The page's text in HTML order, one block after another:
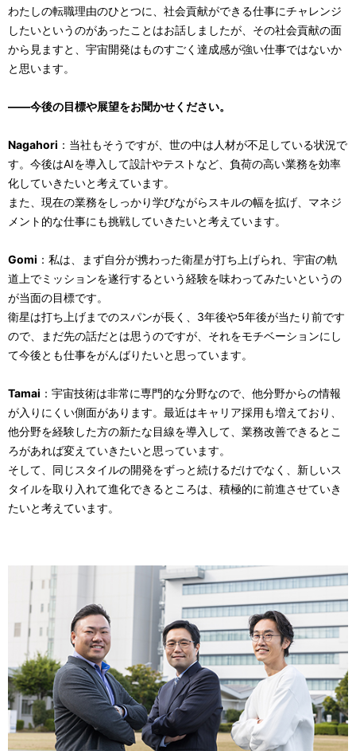
わたしの転職理由のひとつに、社会貢献ができる仕事にチャレンジ
したいというのがあったことはお話しましたが、その社会貢献の面
から見ますと、宇宙開発はものすごく達成感が強い仕事ではないか
と思います。
――今後の目標や展望をお聞かせください。
Nagahori ：当社もそうですが、世の中は人材が不足している状況で
す。今後はAIを導入して設計やテストなど、負荷の高い業務を効率
化していきたいと考えています。
また、現在の業務をしっかり学びながらスキルの幅を拡げ、マネジ
メント的な仕事にも挑戦していきたいと考えています。
Gomi ：私は、まず自分が携わった衛星が打ち上げられ、宇宙の軌
道上でミッションを遂行するという経験を味わってみたいというの
が当面の目標です。
衛星は打ち上げまでのスパンが長く、3年後や5年後が当たり前です
ので、まだ先の話だとは思うのですが、それをモチベーションにし
て今後とも仕事をがんばりたいと思っています。
Tamai ：宇宙技術は非常に専門的な分野なので、他分野からの情報
が入りにくい側面があります。最近はキャリア採用も増えており、
他分野を経験した方の新たな目線を導入して、業務改善できるとこ
ろがあれば変えていきたいと思っています。
そして、同じスタイルの開発をずっと続けるだけでなく、新しいス
タイルを取り入れて進化できるところは、積極的に前進させていき
たいと考えています。